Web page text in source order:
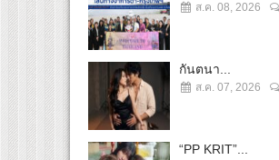
ส.ค. 08, 2026
กันตนา...
ส.ค. 07, 2026
“PP KRIT”...